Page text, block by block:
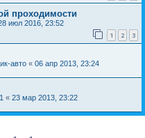
проходимости
июл 2016, 23:52
1 2 3
авто « 06 апр 2013, 23:24
« 23 мар 2013, 23:22